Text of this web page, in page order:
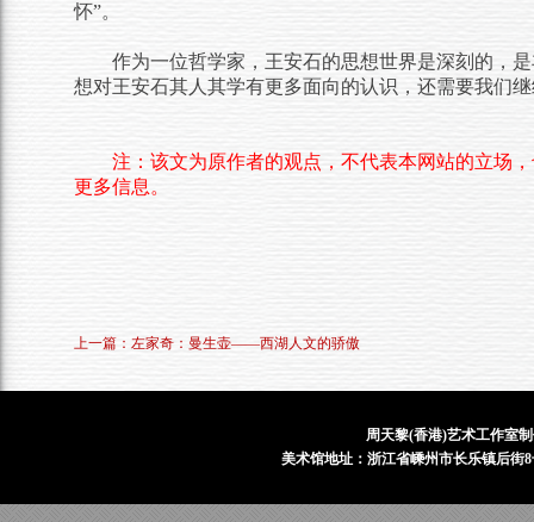
怀”。
作为一位哲学家，王安石的思想世界是深刻的，
想对王安石其人其学有更多面向的认识，还需要我们
注：该文为原作者的观点，不代表本网站的立场
更多信息。
上一篇：左家奇：曼生壶——西湖人文的骄傲
周天黎(香港)艺术工作室
美术馆地址：浙江省嵊州市长乐镇后街